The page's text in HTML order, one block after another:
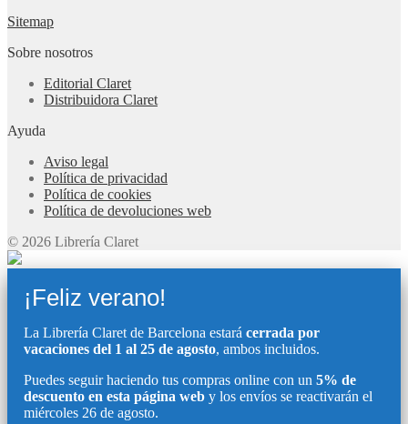
Sitemap
Sobre nosotros
Editorial Claret
Distribuidora Claret
Ayuda
Aviso legal
Política de privacidad
Política de cookies
Política de devoluciones web
© 2026 Librería Claret
¡Feliz verano!
La Librería Claret de Barcelona estará cerrada por
vacaciones del 1 al 25 de agosto, ambos incluidos.
Puedes seguir haciendo tus compras online con un 5% de
descuento en esta página web y los envíos se reactivarán el
miércoles 26 de agosto.